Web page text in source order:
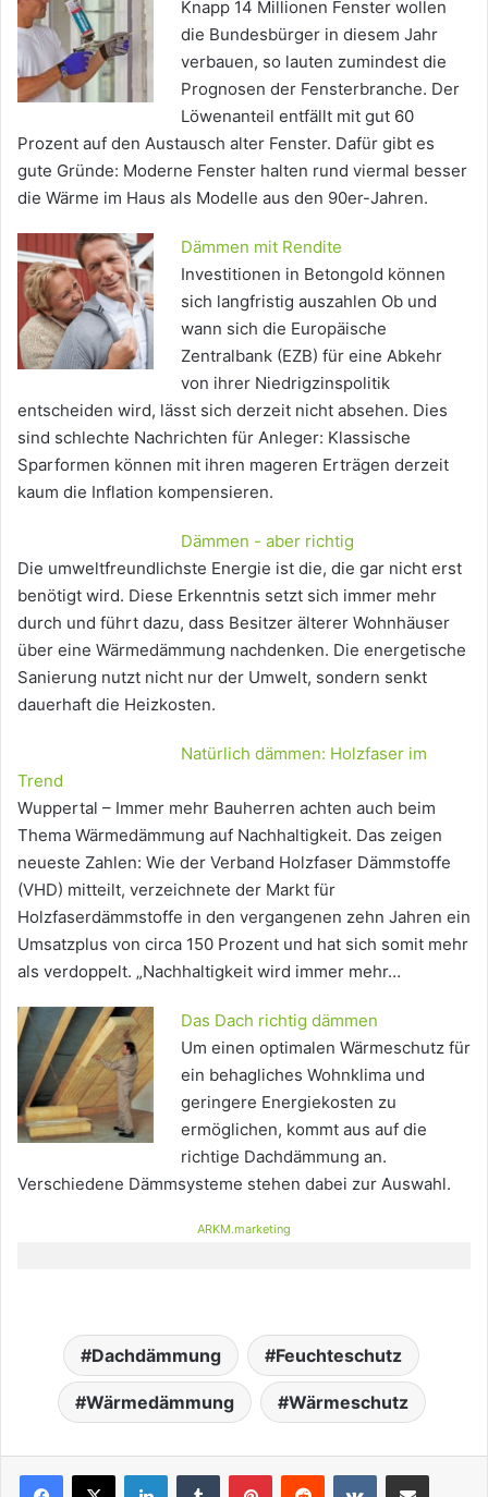
Knapp 14 Millionen Fenster wollen
die Bundesbürger in diesem Jahr
verbauen, so lauten zumindest die
Prognosen der Fensterbranche. Der
Löwenanteil entfällt mit gut 60
Prozent auf den Austausch alter Fenster. Dafür gibt es
gute Gründe: Moderne Fenster halten rund viermal besser
die Wärme im Haus als Modelle aus den 90er-Jahren.
Dämmen mit Rendite
Investitionen in Betongold können
sich langfristig auszahlen Ob und
wann sich die Europäische
Zentralbank (EZB) für eine Abkehr
von ihrer Niedrigzinspolitik
entscheiden wird, lässt sich derzeit nicht absehen. Dies
sind schlechte Nachrichten für Anleger: Klassische
Sparformen können mit ihren mageren Erträgen derzeit
kaum die Inflation kompensieren.
Dämmen - aber richtig
Die umweltfreundlichste Energie ist die, die gar nicht erst
benötigt wird. Diese Erkenntnis setzt sich immer mehr
durch und führt dazu, dass Besitzer älterer Wohnhäuser
über eine Wärmedämmung nachdenken. Die energetische
Sanierung nutzt nicht nur der Umwelt, sondern senkt
dauerhaft die Heizkosten.
Natürlich dämmen: Holzfaser im
Trend
Wuppertal – Immer mehr Bauherren achten auch beim
Thema Wärmedämmung auf Nachhaltigkeit. Das zeigen
neueste Zahlen: Wie der Verband Holzfaser Dämmstoffe
(VHD) mitteilt, verzeichnete der Markt für
Holzfaserdämmstoffe in den vergangenen zehn Jahren ein
Umsatzplus von circa 150 Prozent und hat sich somit mehr
als verdoppelt. „Nachhaltigkeit wird immer mehr…
Das Dach richtig dämmen
Um einen optimalen Wärmeschutz für
ein behagliches Wohnklima und
geringere Energiekosten zu
ermöglichen, kommt aus auf die
richtige Dachdämmung an.
Verschiedene Dämmsysteme stehen dabei zur Auswahl.
ARKM.marketing
Dachdämmung Feuchteschutz
Wärmedämmung Wärmeschutz